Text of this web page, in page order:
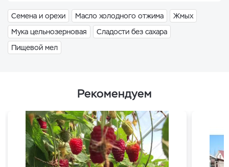
Семена и орехи Масло холодного отжима
Жмых
Мука цельнозерновая
Сладости без сахара
Пищевой мел
Рекомендуем